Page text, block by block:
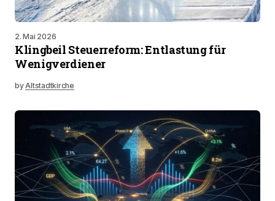
2. Mai 2026
Klingbeil Steuerreform: Entlastung für
Wenigverdiener
byAltstadtkirche